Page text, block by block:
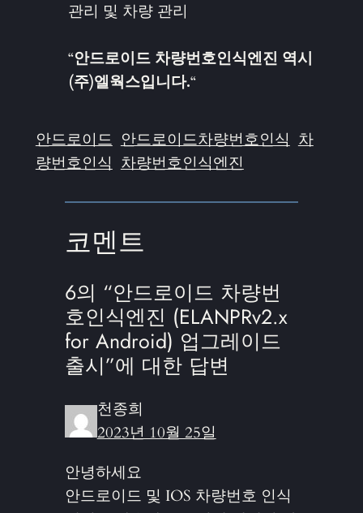
관리 및 차량 관리
“안드로이드 차량번호인식엔진 역시
(주)엘웍스입니다.“
안드로이드 안드로이드차량번호인식 차
량번호인식 차량번호인식엔진
코멘트
6의 “안드로이드 차량번
호인식엔진 (ELANPRv2.x
for Android) 업그레이드
출시”에 대한 답변
천종희
2023년 10월 25일
안녕하세요
안드로이드 및 IOS 차량번호 인식